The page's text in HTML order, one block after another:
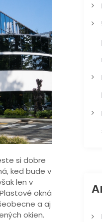
si dobre
ked bude v
len v
okná
a aj
okien.